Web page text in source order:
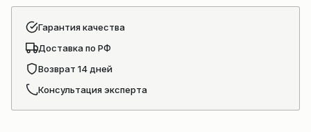
Гарантия качества
Доставка по РФ
Возврат 14 дней
Консультация эксперта